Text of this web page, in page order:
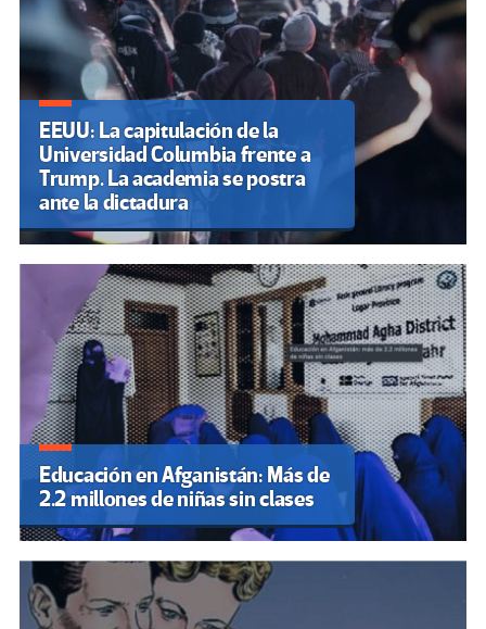
EEUU: La capitulación de la
Universidad Columbia frente a
Trump. La academia se postra
ante la dictadura
Educación en Afganistán: Más de
2.2 millones de niñas sin clases